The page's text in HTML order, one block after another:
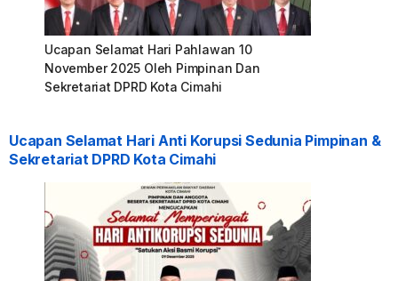
Ucapan Selamat Hari Pahlawan 10
November 2025 Oleh Pimpinan Dan
Sekretariat DPRD Kota Cimahi
Ucapan Selamat Hari Anti Korupsi Sedunia Pimpinan &
Sekretariat DPRD Kota Cimahi